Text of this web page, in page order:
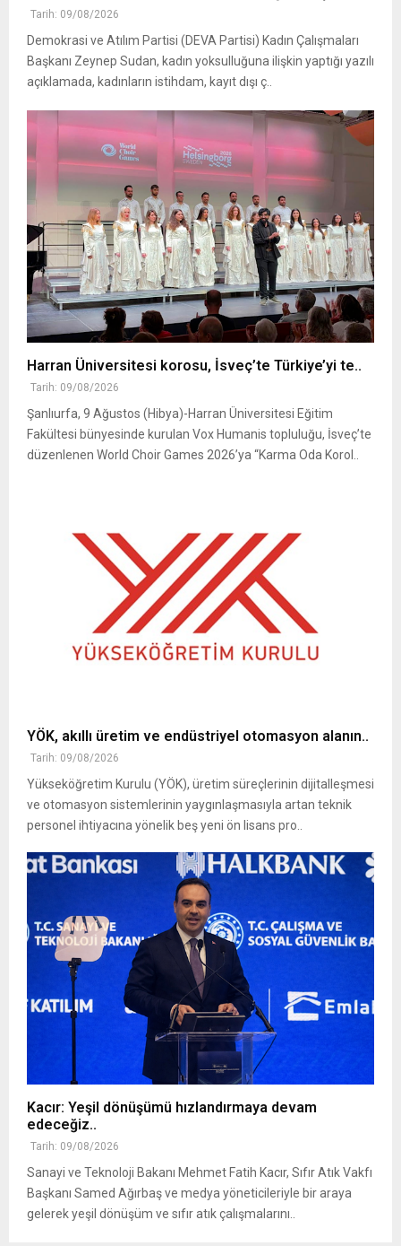
Tarih: 09/08/2026
Demokrasi ve Atılım Partisi (DEVA Partisi) Kadın Çalışmaları
Başkanı Zeynep Sudan, kadın yoksulluğuna ilişkin yaptığı yazılı
açıklamada, kadınların istihdam, kayıt dışı ç..
Harran Üniversitesi korosu, İsveç’te Türkiye’yi te..
Tarih: 09/08/2026
Şanlıurfa, 9 Ağustos (Hibya)-Harran Üniversitesi Eğitim
Fakültesi bünyesinde kurulan Vox Humanis topluluğu, İsveç’te
düzenlenen World Choir Games 2026’ya “Karma Oda Korol..
YÖK, akıllı üretim ve endüstriyel otomasyon alanın..
Tarih: 09/08/2026
Yükseköğretim Kurulu (YÖK), üretim süreçlerinin dijitalleşmesi
ve otomasyon sistemlerinin yaygınlaşmasıyla artan teknik
personel ihtiyacına yönelik beş yeni ön lisans pro..
Kacır: Yeşil dönüşümü hızlandırmaya devam
edeceğiz..
Tarih: 09/08/2026
Sanayi ve Teknoloji Bakanı Mehmet Fatih Kacır, Sıfır Atık Vakfı
Başkanı Samed Ağırbaş ve medya yöneticileriyle bir araya
gelerek yeşil dönüşüm ve sıfır atık çalışmalarını..